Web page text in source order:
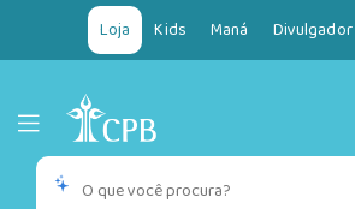
Loja Kids Maná Divulgador